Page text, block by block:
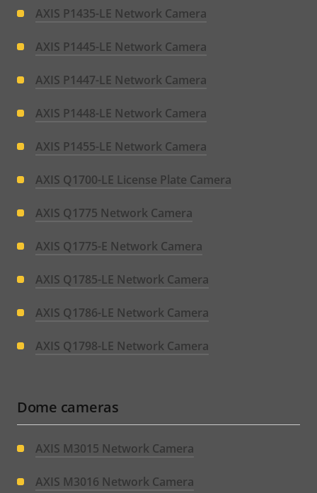
AXIS P1435-LE Network Camera
AXIS P1445-LE Network Camera
AXIS P1447-LE Network Camera
AXIS P1448-LE Network Camera
AXIS P1455-LE Network Camera
AXIS Q1700-LE License Plate Camera
AXIS Q1775 Network Camera
AXIS Q1775-E Network Camera
AXIS Q1785-LE Network Camera
AXIS Q1786-LE Network Camera
AXIS Q1798-LE Network Camera
Dome cameras
AXIS M3015 Network Camera
AXIS M3016 Network Camera